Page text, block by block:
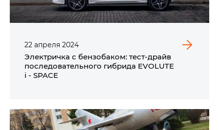
22 апреля 2024
Электричка с бензобаком: тест-драйв
последовательного гибрида EVOLUTE
i - SPACE